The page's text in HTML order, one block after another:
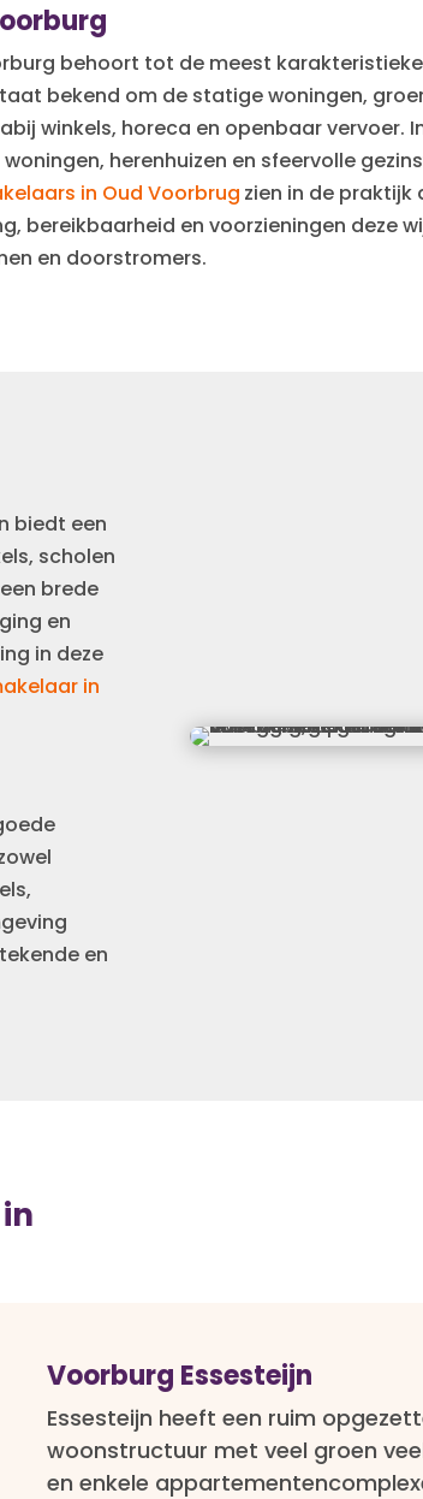
behoort tot de meest
bekend om de statige woningen,
winkels, horeca en openbaar vervoer.
woningen, herenhuizen en sfeervolle
in Oud Voorbrug zien in de
bereikbaarheid en voorzieningen deze
en doorstromers.
biedt een
scholen
brede
en
in deze
in
en
Voorburg Essesteijn
Essesteijn heeft een ruim
woonstructuur met veel groen
en enkele